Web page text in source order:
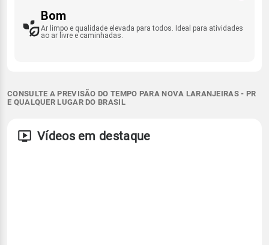
Bom
Ar limpo e qualidade elevada para todos. Ideal para atividades
ao ar livre e caminhadas.
CONSULTE A PREVISÃO DO TEMPO PARA NOVA LARANJEIRAS - PR
E QUALQUER LUGAR DO BRASIL
Vídeos em destaque